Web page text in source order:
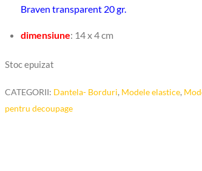
Braven transparent 20 gr.
dimensiune: 14 x 4 cm
Stoc epuizat
CATEGORII: Dantela- Borduri, Modele elastice,
pentru decoupage